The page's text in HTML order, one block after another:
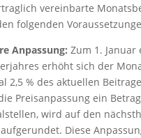
vereinbarte
folgenden
Anpassung: Zum 1. Januar
erhöht sich der
2,5 % des aktuellen
Preisanpassung ein
wird auf den
Diese